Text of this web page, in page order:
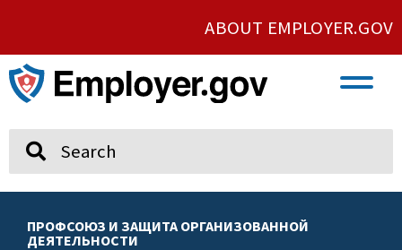
ABOUT EMPLOYER.GOV
ПРОФСОЮЗ И ЗАЩИТА ОРГАНИЗОВАННОЙ
ДЕЯТЕЛЬНОСТИ